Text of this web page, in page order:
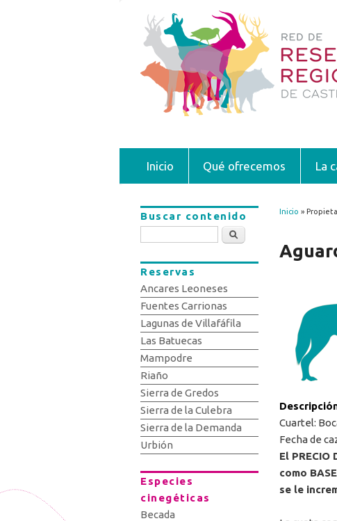
Inicio Qué ofrecemos La
Se
Inicio »
Cuartel:
Fecha de
El PRECIO
como
se le
Buscar contenido
Buscar
Reservas
Ancares Leoneses
Fuentes Carrionas
Lagunas de Villafáfila
Las Batuecas
Mampodre
Riaño
Sierra de Gredos
Sierra de la Culebra
Sierra de la Demanda
Urbión
Especies
cinegéticas
Becada